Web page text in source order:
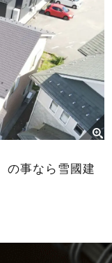
の事なら雪國建